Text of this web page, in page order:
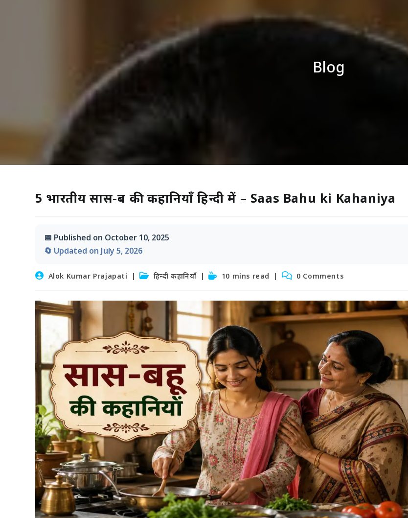
Blog
5 भारतीय सास-बहू की कहानियाँ हिन्दी में – Saas Bahu ki Kahaniya
📅 Published on October 10, 2025
🔄 Updated on July 5, 2026
PostAlok Kumar Prajapati
Postहिन्दी कहानियाँ
Reading10 mins read
Post0 Comments